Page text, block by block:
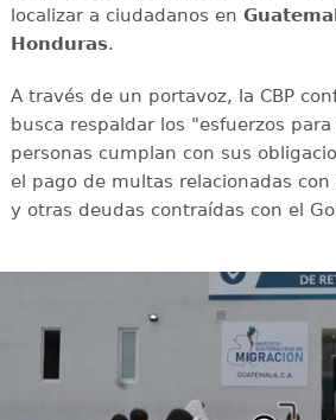
localizar a ciudadanos en
Honduras.
A través de un portavoz, la CBP
busca respaldar los "esfuerzos
personas cumplan con sus
el pago de multas relacionadas
y otras deudas contraídas con el